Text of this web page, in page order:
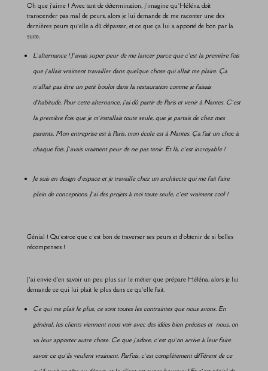
Oh que j’aime ! Avec tant de détermination, j’imagine qu’Héléna doit
transcender pas mal de peurs, alors je lui demande de me raconter une des
dernières peurs qu’elle a dû dépasser, et ce que ça lui a apporté de bon par la
suite.
L’alternance ! J’avais super peur de me lancer parce que c’est la première fois
que j’allais vraiment travailler dans quelque chose qui allait me plaire. Ça
n’allait pas être un petit boulot dans la restauration comme je faisais
d’habitude. Pour cette alternance, j’ai dû partir de Paris et venir à Nantes. C’est
la première fois que je m’installais toute seule, que je partais de chez mes
parents. Mon entreprise est à Paris, mon école est à Nantes. Ça fait un choc à
chaque fois. J’avais vraiment peur de ne pas tenir. Et là, c’est incroyable !
Je suis en design d’espace et je travaille chez un architecte qui me fait faire
plein de conceptions. J’ai des projets à moi toute seule, c’est vraiment cool !
Génial ! Qu’est-ce que c’est bon de traverser ses peurs et d’obtenir de si belles
récompenses !
J’ai envie d’en savoir un peu plus sur le métier que prépare Héléna, alors je lui
demande ce qui lui plait le plus dans ce qu’elle fait.
Ce qui me plait le plus, ce sont toutes les contraintes que nous avons. En
général, les clients viennent nous voir avec des idées bien précises et nous, on
va leur apporter autre chose. Ce que j’adore, c’est qu’on arrive à leur faire
savoir ce qu’ils veulent vraiment. Parfois, c’est complètement différent de ce